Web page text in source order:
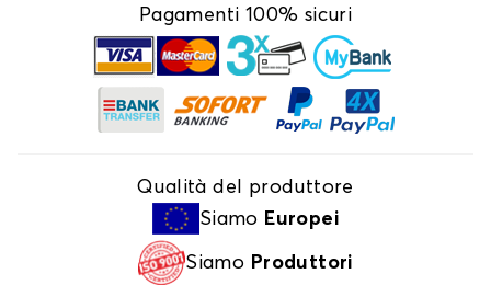
Pagamenti 100% sicuri
Qualità del produttore
Siamo Europei
Siamo Produttori